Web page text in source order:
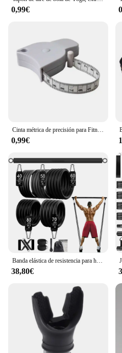
0,99€
Cinta métrica de precisión para Fitness, medidor de grasa corporal retráctil para pérdida de peso, accesorios de regla, 1 unidad
0,99€
Banda elástica de resistencia para hacer ejercicio en casa, juego de arnés con mancuernas, equipo expansor para entrenamiento en casa, Fitness, 300lb
38,80€